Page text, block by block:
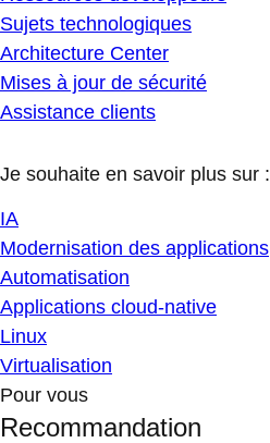
Sujets technologiques
Architecture Center
Mises à jour de sécurité
Assistance clients
Je souhaite en savoir plus sur :
IA
Modernisation des applications
Automatisation
Applications cloud-native
Linux
Virtualisation
Pour vous
Recommandation